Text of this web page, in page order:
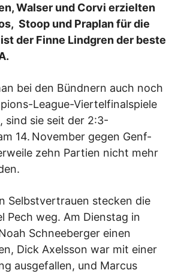
Walser und Corvi erzielten
Stoop und Praplan für die
der Finne Lindgren der beste
bei den Bündnern auch noch
League-Viertelfinalspiele
sind sie seit der 2:3-
14. November gegen Genf-
zehn Partien nicht mehr
Selbstvertrauen stecken die
Pech weg. Am Dienstag in
Schneeberger einen
Dick Axelsson war mit einer
ausgefallen, und Marcus